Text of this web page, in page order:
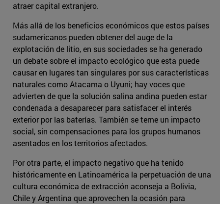
atraer capital extranjero.
Más allá de los beneficios económicos que estos países
sudamericanos pueden obtener del auge de la
explotación de litio, en sus sociedades se ha generado
un debate sobre el impacto ecológico que esta puede
causar en lugares tan singulares por sus características
naturales como Atacama o Uyuni; hay voces que
advierten de que la solución salina andina pueden estar
condenada a desaparecer para satisfacer el interés
exterior por las baterías. También se teme un impacto
social, sin compensaciones para los grupos humanos
asentados en los territorios afectados.
Por otra parte, el impacto negativo que ha tenido
históricamente en Latinoamérica la perpetuación de una
cultura económica de extracción aconseja a Bolivia,
Chile y Argentina que aprovechen la ocasión para